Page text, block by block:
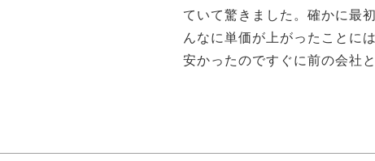
ていて驚きました。確かに最
んなに単価が上がったことに
安かったのですぐに前の会社